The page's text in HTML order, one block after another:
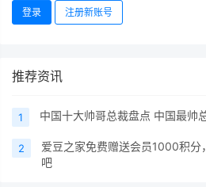
登录 注册新账号
推荐资讯
1 中国十大帅哥总裁盘点 中国最帅
2
爱豆之家免费赠送会员1000积
吧